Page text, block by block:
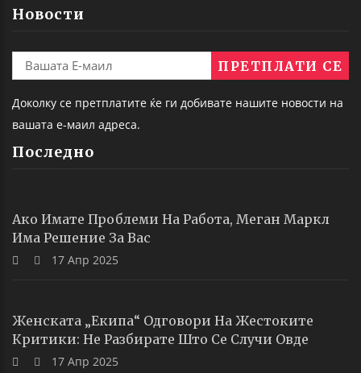
Новости
Доколку се претплатите ќе ги добивате нашите новости на
вашата е-маил адреса.
Последно
Ако Имате Проблеми На Работа, Меган Маркл
Има Решение За Вас
17 Апр 2025
Женската „екипа“ Одговори На Жестоките
Критики: Не Разбирате Што Се Случи Овде
17 Апр 2025